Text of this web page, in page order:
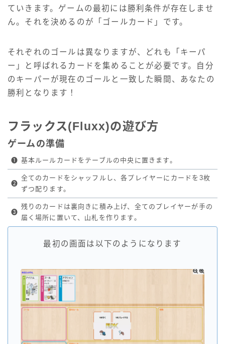
ていきます。ゲームの最初には勝利条件が存在しませ
ん。それを決めるのが「ゴールカード」です。
それぞれのゴールは異なりますが、どれも「キーパ
ー」と呼ばれるカードを集めることが必要です。自分
のキーパーが現在のゴールと一致した瞬間、あなたの
勝利となります！
フラックス(Fluxx)の遊び方
ゲームの準備
❶ 基本ルールカードをテーブルの中央に置きます。
❷
全てのカードをシャッフルし、各プレイヤーにカードを3枚
ずつ配ります。
❸
残りのカードは裏向きに積み上げ、全てのプレイヤーが手の
届く場所に置いて、山札を作ります。
最初の画面は以下のようになります